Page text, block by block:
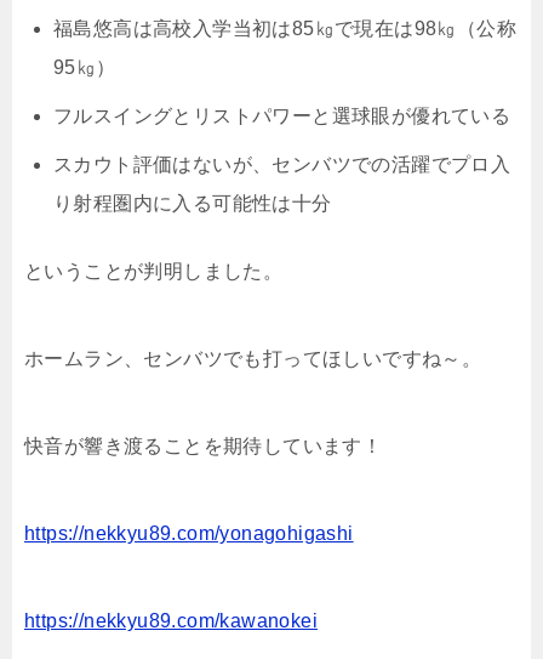
福島悠高は高校入学当初は85㎏で現在は98㎏（公称
95㎏）
フルスイングとリストパワーと選球眼が優れている
スカウト評価はないが、センバツでの活躍でプロ入
り射程圏内に入る可能性は十分
ということが判明しました。
ホームラン、センバツでも打ってほしいですね～。
快音が響き渡ることを期待しています！
https://nekkyu89.com/yonagohigashi
https://nekkyu89.com/kawanokei